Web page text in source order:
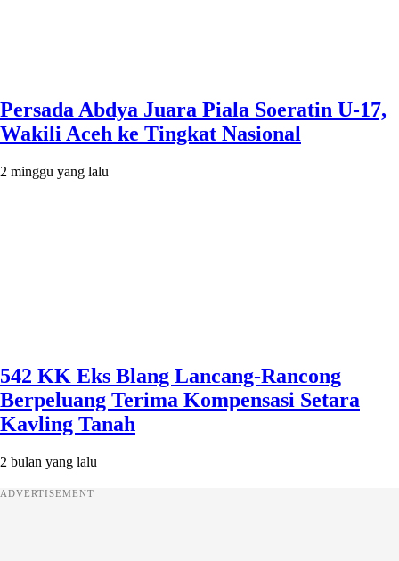
Persada Abdya Juara Piala Soeratin U-17,
Wakili Aceh ke Tingkat Nasional
2 minggu yang lalu
542 KK Eks Blang Lancang-Rancong
Berpeluang Terima Kompensasi Setara
Kavling Tanah
2 bulan yang lalu
ADVERTISEMENT